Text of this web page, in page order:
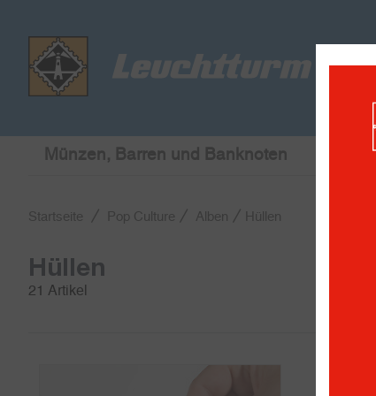
Münzen, Barren und Banknoten
Startseite Pop Culture Alben Hüllen
Hüllen
21 Artikel